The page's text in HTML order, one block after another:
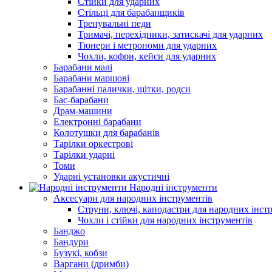
Стільці для барабанщиків
Тренувальні педи
Тримачі, перехідники, затискачі для ударних
Тюнери і метрономи для ударних
Чохли, кофри, кейси для ударних
Барабани малі
Барабани маршові
Барабанні палички, щітки, родси
Бас-барабани
Драм-машини
Електронні барабани
Колотушки для барабанів
Тарілки оркестрові
Тарілки ударні
Томи
Ударні установки акустичні
Народні інструменти
Аксесуари для народних інструментів
Струни, ключі, каподастри для народних
Чохли і стійки для народних інструментів
Банджо
Бандури
Бузукі, кобзи
Варгани (дримби)